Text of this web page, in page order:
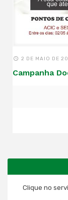
2 DE MAIO DE
Campanha
Clique no